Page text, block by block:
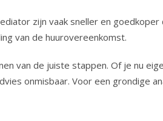
zijn vaak sneller en
van de huurovereenkomst.
van de juiste stappen. Of je nu
onmisbaar. Voor een grondige